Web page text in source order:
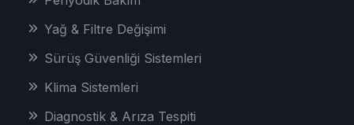
Yağ & Filtre Değişimi
Sürüş Güvenliği Sistemleri
Klima Sistemleri
Diagnostik & Arıza Tespiti